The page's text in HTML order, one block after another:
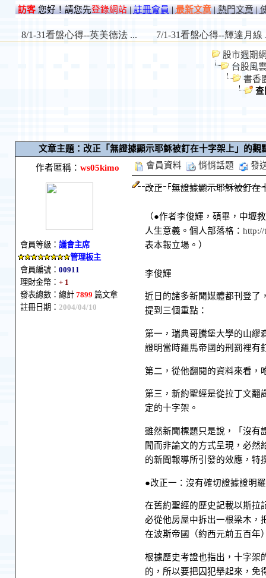
訪客您好！請您先登錄網站|註冊會員|最新文章|熱門文章|
股市週期
台股風
書香
查
文章主題：改正「無證據顯示耶穌被釘在十字架上」的觀
作者匿稱： ws05kimo
會員等級： 議會主席
管理板主
會員編號： 00911
理財金幣： + 1
發表總數：總計 7899 篇文章
註冊日期： 2004/04/10
會員資料 悄悄話題 發
改正「無證據顯示耶穌被釘在
（●作者李俊輝，碩畢，中壢
人生意義。個人部落格：
表本報立場。）
李俊輝
近日的諸多新聞媒體都刊登了
提到三個重點：
第一，瑞典哥騰堡大學的山繆
證明當時羅馬帝國的刑罰裡有
第二，從他翻閱的資料來看，
第三，新約聖經是從拉丁文翻
定的十字架。
雖然新聞標題只是說，「沒有
聞而非論文的方式呈現，必然
的新聞報導所引發的效應，特
●改正一：沒有確切證據證明
在舊約聖經的歷史記載以斯拉
必從他房屋中拆出一根梁木，
在波斯帝國（約西元前五百年
根據歷史考證也指出，十字架
的，所以要把囚犯舉起來，免